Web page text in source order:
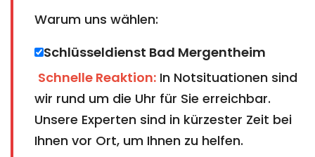
Warum uns wählen:
Schlüsseldienst Bad Mergentheim​​​​​​​
Schnelle Reaktion: In Notsituationen sind
wir rund um die Uhr für Sie erreichbar.
Unsere Experten sind in kürzester Zeit bei
Ihnen vor Ort, um Ihnen zu helfen.